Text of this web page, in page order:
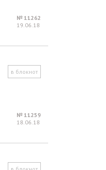
№ 11262
19.06.18
в блокнот
№ 11259
18.06.18